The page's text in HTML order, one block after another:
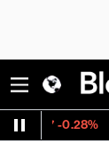
ETH/USD